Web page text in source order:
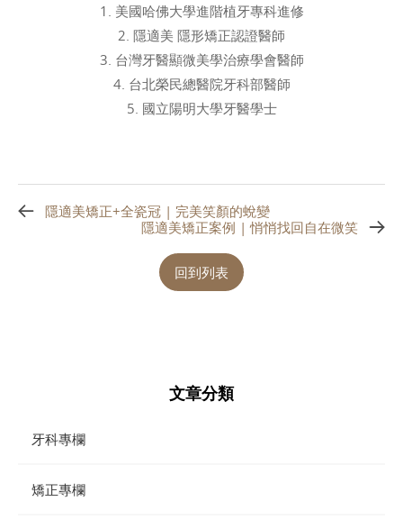
1. 美國哈佛大學進階植牙專科進修
2. 隱適美 隱形矯正認證醫師
3. 台灣牙醫顯微美學治療學會醫師
4. 台北榮民總醫院牙科部醫師
5. 國立陽明大學牙醫學士
隱適美矯正+全瓷冠 | 完美笑顏的蛻變
隱適美矯正案例 | 悄悄找回自在微笑
回到列表
文章分類
牙科專欄
矯正專欄